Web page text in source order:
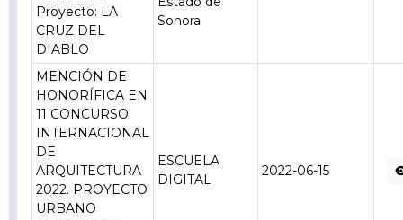
Proyecto: LA
CRUZ DEL
DIABLO
Sonora
MENCIÓN DE
HONORÍFICA EN
11 CONCURSO
INTERNACIONAL
DE
ARQUITECTURA
2022. PROYECTO
URBANO
ESCUELA
DIGITAL
2022-06-15